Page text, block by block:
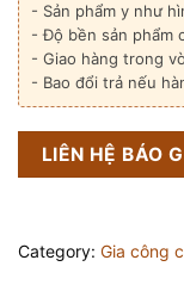
- Sản phẩm y như
- Độ bền sản phẩm
- Giao hàng trong
- Bao đổi trả nếu
LIÊN HỆ BÁO
Category: Gia công